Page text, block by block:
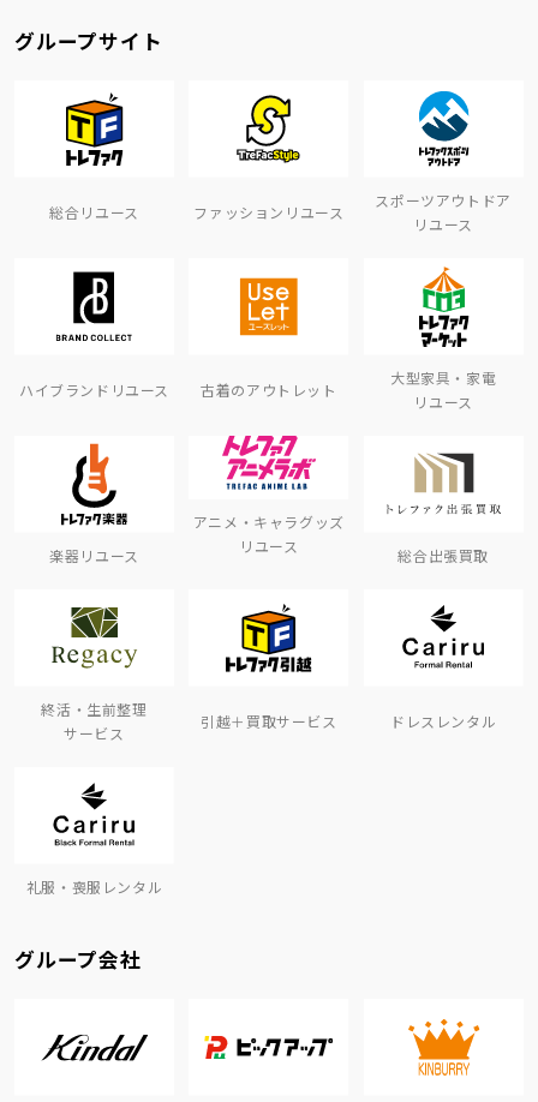
グループサイト
総合リユース ファッションリユース
スポーツアウトドア
リユース
ハイブランドリユース 古着のアウトレット
大型家具・家電
リユース
楽器リユース
アニメ・キャラグッズ
リユース
総合出張買取
終活・生前整理
サービス
引越＋買取サービス ドレスレンタル
礼服・喪服レンタル
グループ会社